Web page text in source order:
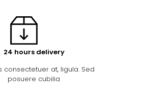
24 hours delivery
consectetuer at, ligula. Sed
posuere cubilia